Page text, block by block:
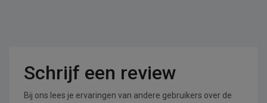
Schrijf een review
Bij ons lees je ervaringen van andere gebruikers over de